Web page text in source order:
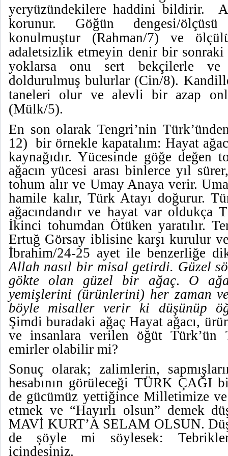
yeryüzündekilere haddini bildirir.
korunur. Göğün dengesi/
konulmuştur (Rahman/7) ve
adaletsizlik etmeyin denir bir sonraki
yoklarsa onu sert bekçilerle ve
doldurulmuş bulurlar (Cin/8).
taneleri olur ve alevli bir azap
(Mülk/5).
En son olarak Tengri’nin
12) bir örnekle kapatalım: Hayat
kaynağıdır. Yücesinde göğe değen
ağacın yücesi arası binlerce yıl
tohum alır ve Umay Anaya verir.
hamile kalır, Türk Atayı doğurur.
ağacındandır ve hayat var oldukça
İkinci tohumdan Ötüken yaratılır.
Ertuğ Görsay iblisine karşı kurulur
İbrahim/24-25 ayet ile benzerliğe
Allah nasıl bir misal getirdi. Güzel
gökte olan güzel bir ağaç. O
yemişlerini (ürünlerini) her zaman
böyle misaller verir ki düşünüp
Şimdi buradaki ağaç Hayat ağacı,
ve insanlara verilen öğüt Türk’ün
emirler olabilir mi?
Sonuç olarak; zalimlerin,
hesabının görüleceği TÜRK ÇAĞI
de gücümüz yettiğince Milletimize
etmek ve “Hayırlı olsun” demek
MAVİ KURT’A SELAM OLSUN.
de şöyle mi söylesek:
içindesiniz.